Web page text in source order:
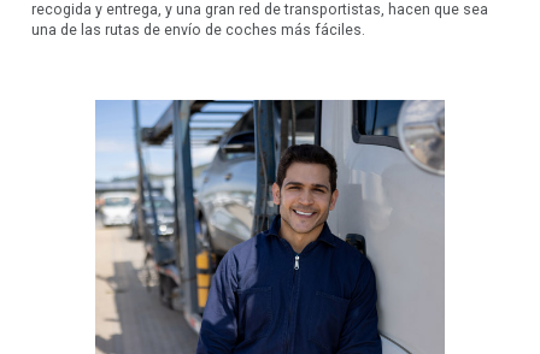
recogida y entrega, y una gran red de transportistas, hacen que sea
una de las rutas de envío de coches más fáciles.